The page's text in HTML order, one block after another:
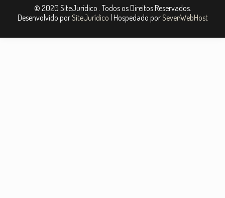
© 2020 SiteJurídico . Todos os Direitos Reservados.
Desenvolvido porSiteJurídico | Hospedado porSevenWebHost